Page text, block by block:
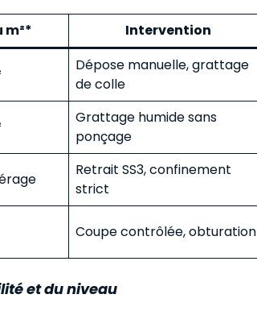
m²* Intervention
Dépose manuelle, grattage
de colle
Grattage humide sans
ponçage
Retrait SS3, confinement
strict
Coupe contrôlée, obturation
et du niveau